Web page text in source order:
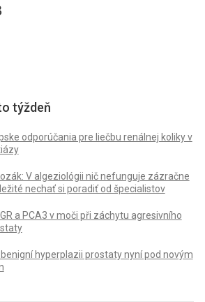
týždeň
odporúčania pre liečbu renálnej koliky v
V algeziológii nič nefunguje zázračne
nechať si poradiť od špecialistov
a PCA3 v moči při záchytu agresivního
benigní hyperplazii prostaty nyní pod novým